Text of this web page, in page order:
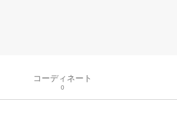
コーディネート
0